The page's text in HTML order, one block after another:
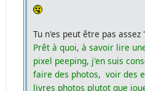
Tu n'es peut être pas
Prêt à quoi, à savoir lire
pixel peeping, j'en suis
faire des photos, voir des
livres photos plutot que